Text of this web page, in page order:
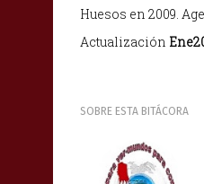
Huesos en 2009.
Actualización
SOBRE ESTA BITÁCORA